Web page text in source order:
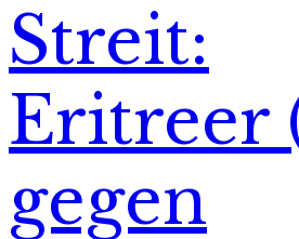
Streit:
Eritreer
gegen